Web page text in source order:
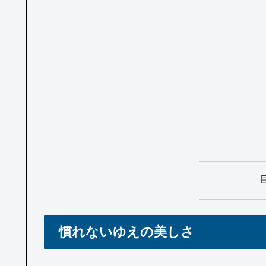
慣れないゆえの美しさ